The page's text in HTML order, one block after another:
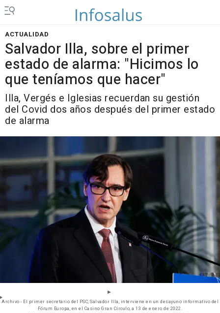
ACTUALIDAD
Salvador Illa, sobre el primer
estado de alarma: "Hicimos lo
que teníamos que hacer"
Illa, Vergés e Iglesias recuerdan su gestión
del Covid dos años después del primer estado
de alarma
Archivo - El primer secretario del PSC, Salvador Illa, interviene en un desayuno informativo del
Fórum Europa, en el Casino Gran Círculo, a 13 de enero de 2022.